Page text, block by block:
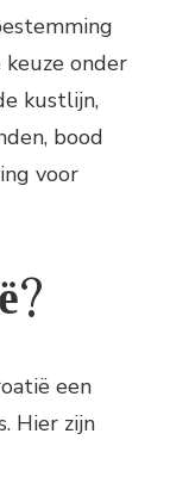
onder
kustlijn,
bood
voor
een
Hier zijn